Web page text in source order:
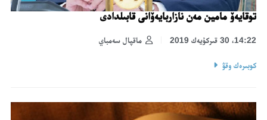
توقايەۆ مامين مەن نازاربايەۆانى قابىلدادى
ماقپال سەمباي 14:22، 30 قىركۇيەك 2019
كوبىرەك وقۋ